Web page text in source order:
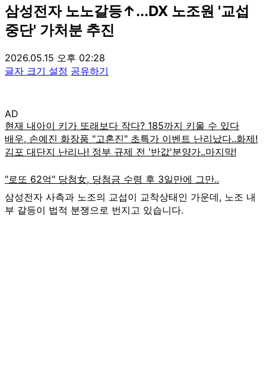
삼성전자 노노갈등↑...DX 노조원 '교섭
중단' 가처분 추진
2026.05.15 오후 02:28
글자 크기 설정 공유하기
AD
삼성전자 사측과 노조의 교섭이 교착상태인 가운데, 노조 내
부 갈등이 법적 분쟁으로 번지고 있습니다.